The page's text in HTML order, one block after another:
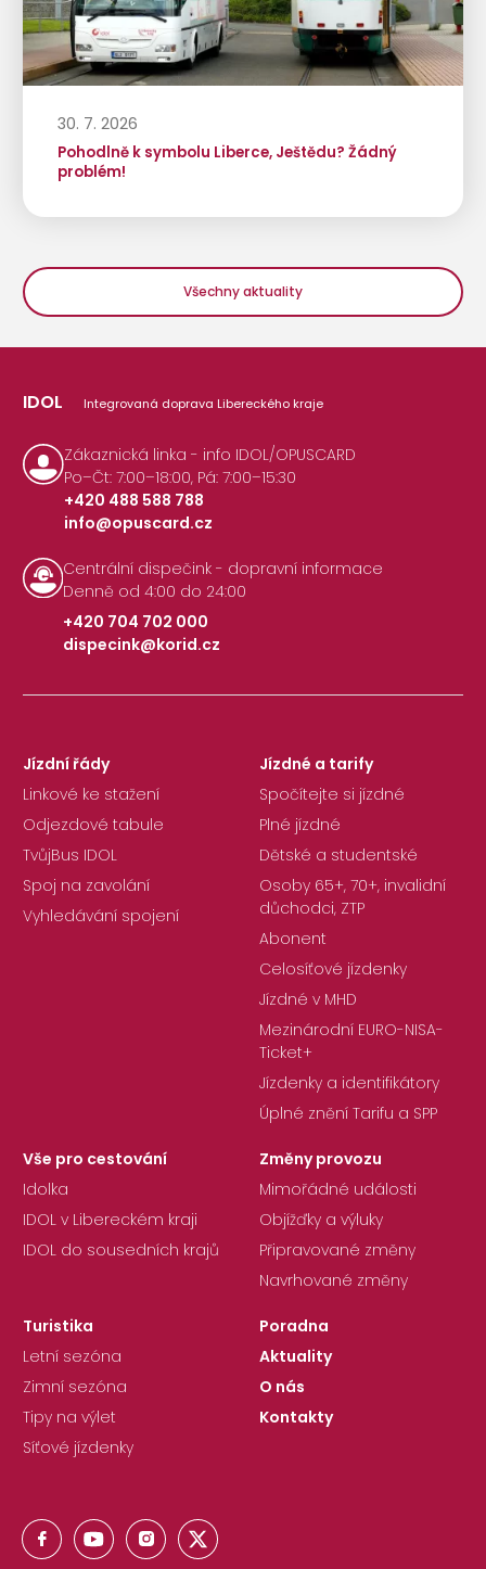
30. 7. 2026
Pohodlně k symbolu Liberce, Ještědu? Žádný
problém!
Všechny aktuality
IDOL Integrovaná doprava Libereckého kraje
Zákaznická linka - info IDOL/OPUSCARD
Po–Čt: 7:00–18:00, Pá: 7:00–15:30
+420 488 588 788
|
info@opuscard.cz
Centrální dispečink - dopravní informace
Denně od 4:00 do 24:00
+420 704 702 000
|
dispecink@korid.cz
Jízdní řády
Linkové ke stažení
Odjezdové tabule
TvůjBus IDOL
Spoj na zavolání
Vyhledávání spojení
Jízdné a tarify
Spočítejte si jízdné
Plné jízdné
Dětské a studentské
Osoby 65+, 70+, invalidní
důchodci, ZTP
Abonent
Celosíťové jízdenky
Jízdné v MHD
Mezinárodní EURO-NISA-
Ticket+
Jízdenky a identifikátory
Úplné znění Tarifu a SPP
Vše pro cestování
Idolka
IDOL v Libereckém kraji
IDOL do sousedních krajů
Změny provozu
Mimořádné události
Objížďky a výluky
Připravované změny
Navrhované změny
Turistika
Letní sezóna
Zimní sezóna
Tipy na výlet
Síťové jízdenky
Poradna
Aktuality
O nás
Kontakty